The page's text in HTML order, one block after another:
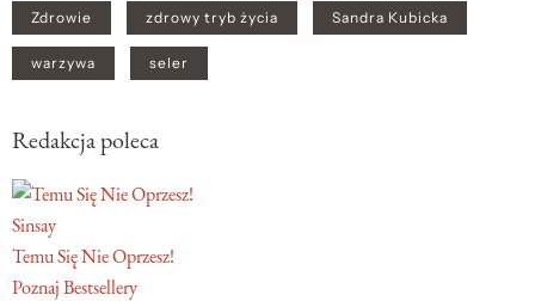
Zdrowie zdrowy tryb życia Sandra Kubicka
warzywa seler
Redakcja poleca
Sinsay
Temu Się Nie Oprzesz!
Poznaj Bestsellery